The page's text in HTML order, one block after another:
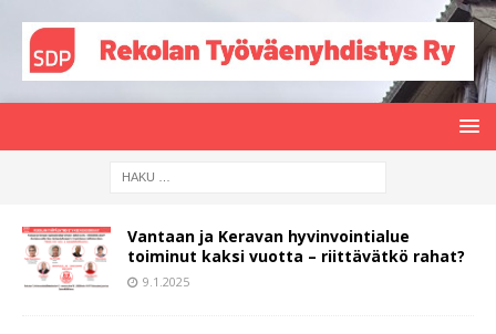
Vantaan ja Keravan hyvinvointialue
toiminut kaksi vuotta – riittävätkö rahat?
9.1.2025